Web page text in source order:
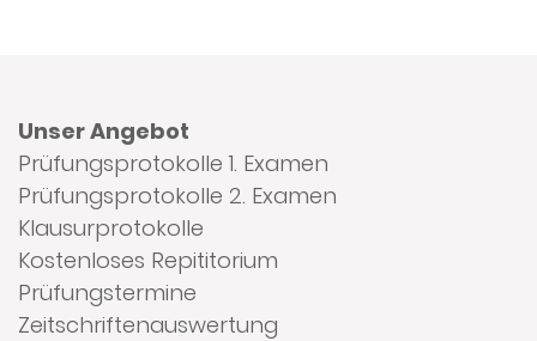
Unser Angebot
Prüfungsprotokolle 1. Examen
Prüfungsprotokolle 2. Examen
Klausurprotokolle
Kostenloses Repititorium
Prüfungstermine
Zeitschriftenauswertung